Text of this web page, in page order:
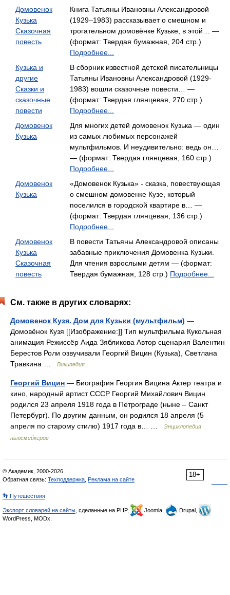
Домовенок
Кузька
Сказочная
повесть
Книга Татьяны Ивановны Александровой
(1929–1983) рассказывает о смешном и
трогательном домовёнке Кузьке, в этой… —
(формат: Твердая бумажная, 204 стр.)
Подробнее...
Кузька и
другие
Сказки и
сказочные
повести
В сборник известной детской писательницы
Татьяны Ивановны Александровой (1929-
1983) вошли сказочные повести… —
(формат: Твердая глянцевая, 270 стр.)
Подробнее...
Домовенок
Кузька
Для многих детей домовенок Кузька — один
из самых любимых персонажей
мультфильмов. И неудивительно: ведь он…
— (формат: Твердая глянцевая, 160 стр.)
Подробнее...
Домовенок
Кузька
«Домовенок Кузька» - сказка, повествующая
о смешном домовенке Кузе, который
поселился в городской квартире в… —
(формат: Твердая глянцевая, 136 стр.)
Подробнее...
Домовенок
Кузька
Сказочная
повесть
В повести Татьяны Александровой описаны
забавные приключения Домовенка Кузьки.
Для чтения взрослыми детям — (формат:
Твердая бумажная, 128 стр.) Подробнее...
См. также в других словарях:
Домовенок Кузя. Дом для Кузьки (мультфильм) —
Домовёнок Кузя [[Изображение:]] Тип мультфильма Кукольная
анимация Режиссёр Аида Зябликова Автор сценария Валентин
Берестов Роли озвучивали Георгий Вицин (Кузька), Светлана
Травкина …
Википедия
Георгий Вицин — Биография Георгия Вицина Актер театра и
кино, народный артист СССР Георгий Михайлович Вицин
родился 23 апреля 1918 года в Петрограде (ныне – Санкт
Петербург). По другим данным, он родился 18 апреля (5
апреля по старому стилю) 1917 года в… …
Энциклопедия
ньюсмейкеров
18+
© Академик, 2000-2026
Обратная связь: Техподдержка Реклама на сайте
👣 Путешествия
Экспорт словарей на сайты , сделанные на PHP, Joomla,
Drupal,
WordPress, MODx.